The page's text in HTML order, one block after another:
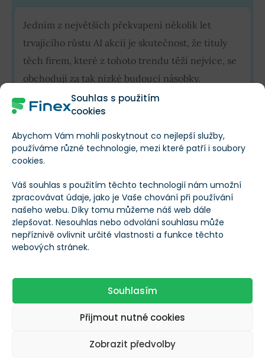
Souhlas s použitím
cookies
Abychom Vám mohli poskytnout co nejlepší služby,
používáme různé technologie, mezi které patří i soubory
cookies.
Váš souhlas s použitím těchto technologií nám umožní
zpracovávat údaje, jako je Vaše chování při používání
našeho webu. Díky tomu můžeme náš web dále
zlepšovat. Nesouhlas nebo odvolání souhlasu může
nepříznivě ovlivnit určité vlastnosti a funkce těchto
webových stránek.
Souhlasím
Přijmout nutné cookies
Zobrazit předvolby
Jedním z největších překvapení několik let
trvajícího růstu AI akcií je skutečnost, že tituly
těch firem, které z tohoto trendu těží nejvíce, se
obchodují za tak nízké budoucí násobky.
A to navzdory masivnímu růstu a extrémnímu
Tak popisuje situaci Tom Essaye ze Seven Reports.
Osobně bych u paměťových akciíneočekával tak
vysoké prémiové ceny jako u čistě softwarových
gigantů nebo hyperscalerů.
Jejichaktuální podhodnocení je však extrémní a
pravděpodobně ze zvyku započítávají rizika, která
aktuálním AI supercyklu vůbec nemusí nastat.
Hyperscaleři představují stabilnější